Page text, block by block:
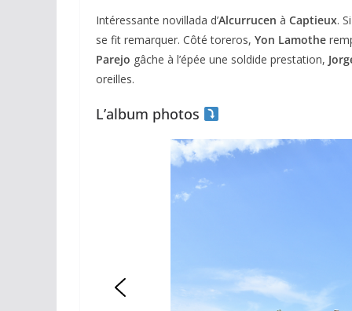
Intéressante novillada d’Alcurrucen à Captieux.
se fit remarquer. Côté toreros, Yon Lamothe
Parejo gâche à l’épée une soldide prestation,
oreilles.
L’album photos
Arles : au